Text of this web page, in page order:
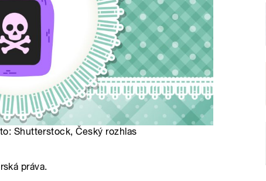
Shutterstock, Český rozhlas
práva.